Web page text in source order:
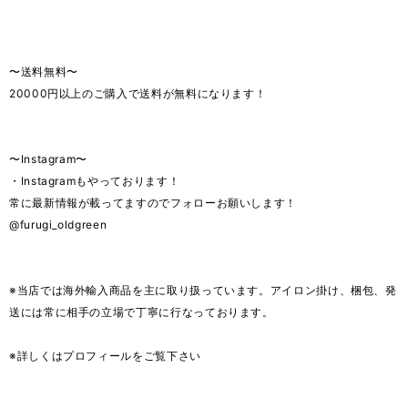
〜送料無料〜
20000円以上のご購入で送料が無料になります！
〜Instagram〜
・Instagramもやっております！
常に最新情報が載ってますのでフォローお願いします！
@furugi_oldgreen
※当店では海外輸入商品を主に取り扱っています。アイロン掛け、梱包、発
送には常に相手の立場で丁寧に行なっております。
※詳しくはプロフィールをご覧下さい